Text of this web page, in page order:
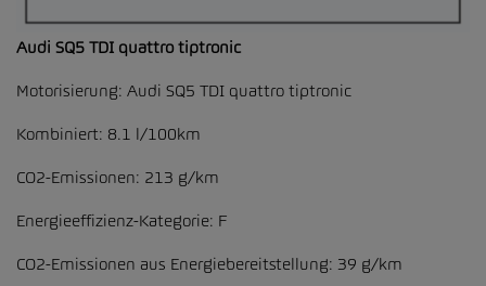
Audi SQ5 TDI quattro tiptronic
Motorisierung: Audi SQ5 TDI quattro tiptronic
Kombiniert: 8.1 l/100km
CO2-Emissionen: 213 g/km
Energieeffizienz-Kategorie: F
CO2-Emissionen aus Energiebereitstellung: 39 g/km